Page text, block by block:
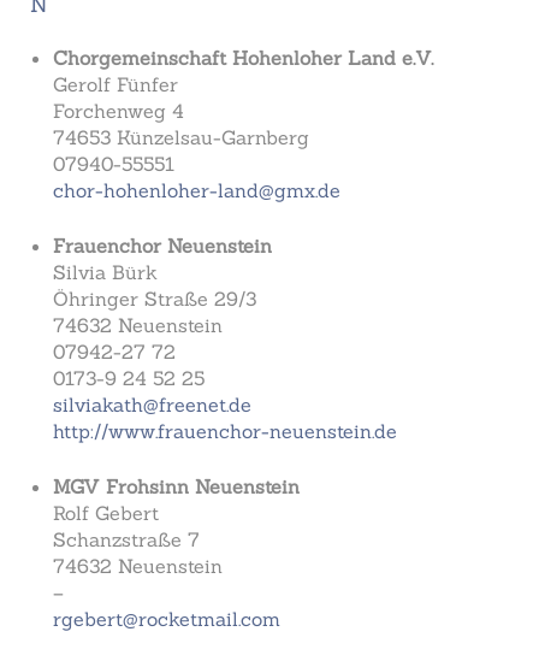
Chorgemeinschaft Hohenloher Land e.V.
Gerolf Fünfer
Forchenweg 4
74653 Künzelsau-Garnberg
07940-55551
chor-hohenloher-land@gmx.de
Frauenchor Neuenstein
Silvia Bürk
Öhringer Straße 29/3
74632 Neuenstein
07942-27 72
0173-9 24 52 25
silviakath@freenet.de
http://www.frauenchor-neuenstein.de
MGV Frohsinn Neuenstein
Rolf Gebert
Schanzstraße 7
74632 Neuenstein
–
rgebert@rocketmail.com